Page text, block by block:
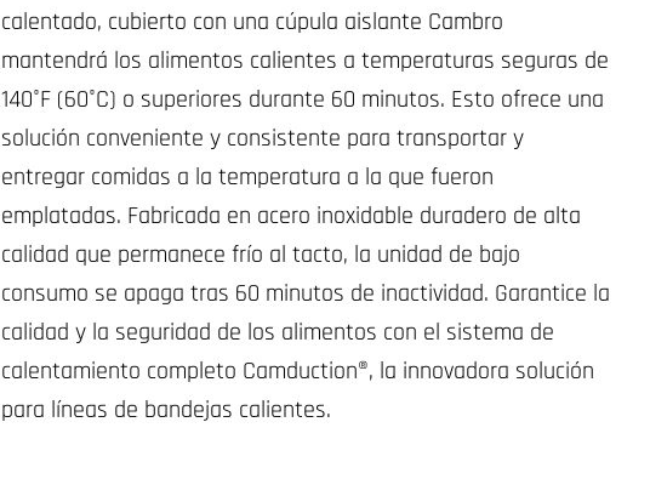
calentado, cubierto con una cúpula aislante Cambro
mantendrá los alimentos calientes a temperaturas seguras de
140°F (60°C) o superiores durante 60 minutos. Esto ofrece una
solución conveniente y consistente para transportar y
entregar comidas a la temperatura a la que fueron
emplatadas. Fabricada en acero inoxidable duradero de alta
calidad que permanece frío al tacto, la unidad de bajo
consumo se apaga tras 60 minutos de inactividad. Garantice la
calidad y la seguridad de los alimentos con el sistema de
calentamiento completo Camduction®, la innovadora solución
para líneas de bandejas calientes.